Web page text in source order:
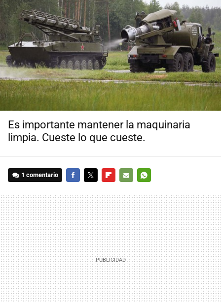
Es importante mantener la maquinaria
limpia. Cueste lo que cueste.
1 comentario
MAIL